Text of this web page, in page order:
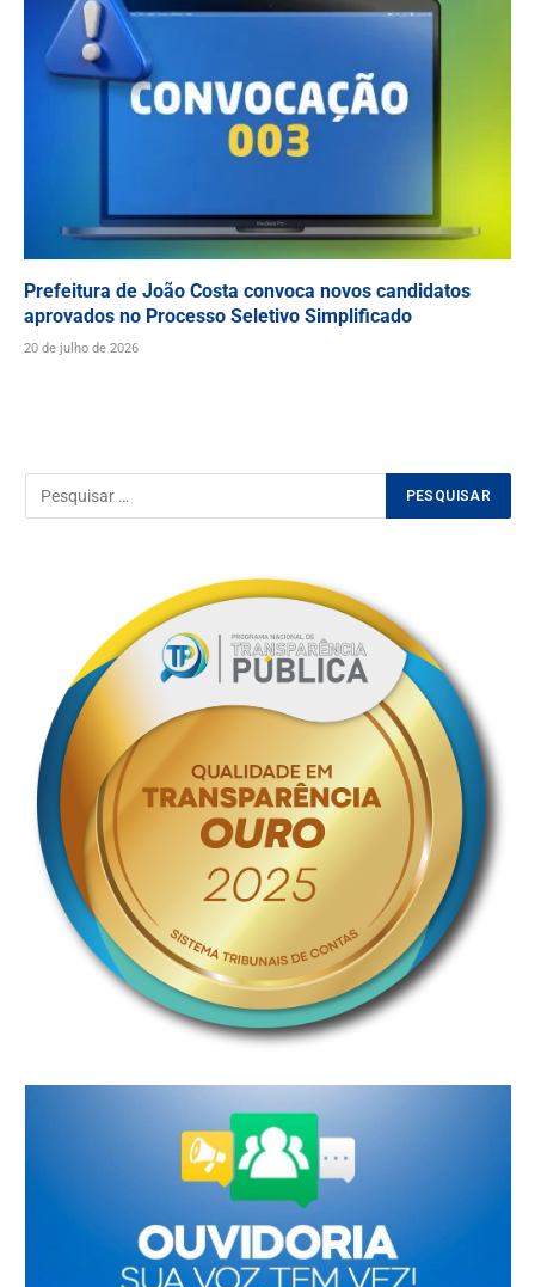
Prefeitura de João Costa convoca novos candidatos
aprovados no Processo Seletivo Simplificado
20 de julho de 2026